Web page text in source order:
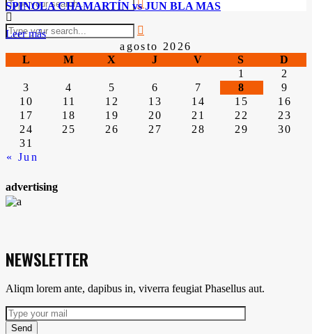
SPINOLA CHAMARTÍN vs JUN BLA MAS
Leer más
agosto 2026
L
M X J V S D
« Jun
1
2
3
4 5 6 7 8
9
10
11 12 13 14 15
16
17
18 19 20 21 22
23
24
25 26 27 28 29
30
31
advertising
NEWSLETTER
Aliqm lorem ante, dapibus in, viverra feugiat Phasellus aut.
Send